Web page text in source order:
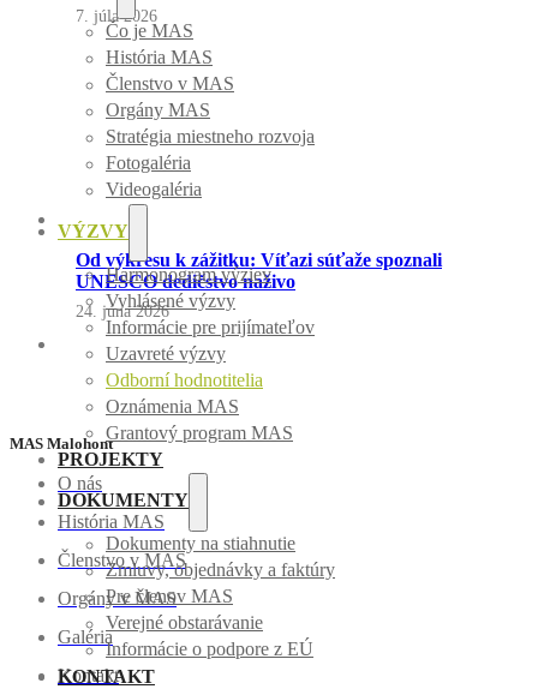
Čo je MAS
História MAS
Členstvo v MAS
Orgány MAS
Stratégia miestneho rozvoja
Fotogaléria
Videogaléria
VÝZVY
Harmonogram výziev
Vyhlásené výzvy
Informácie pre prijímateľov
Uzavreté výzvy
Odborní hodnotitelia
Oznámenia MAS
Grantový program MAS
PROJEKTY
DOKUMENTY
Dokumenty na stiahnutie
Zmluvy, objednávky a faktúry
Pre členov MAS
Verejné obstarávanie
Informácie o podpore z EÚ
KONTAKT
7. júla 2026
Od výkresu k zážitku: Víťazi súťaže spoznali
UNESCO dedičstvo naživo
24. júna 2026
MAS Malohont
O nás
História MAS
Členstvo v MAS
Orgány v MAS
Galéria
Kontakt